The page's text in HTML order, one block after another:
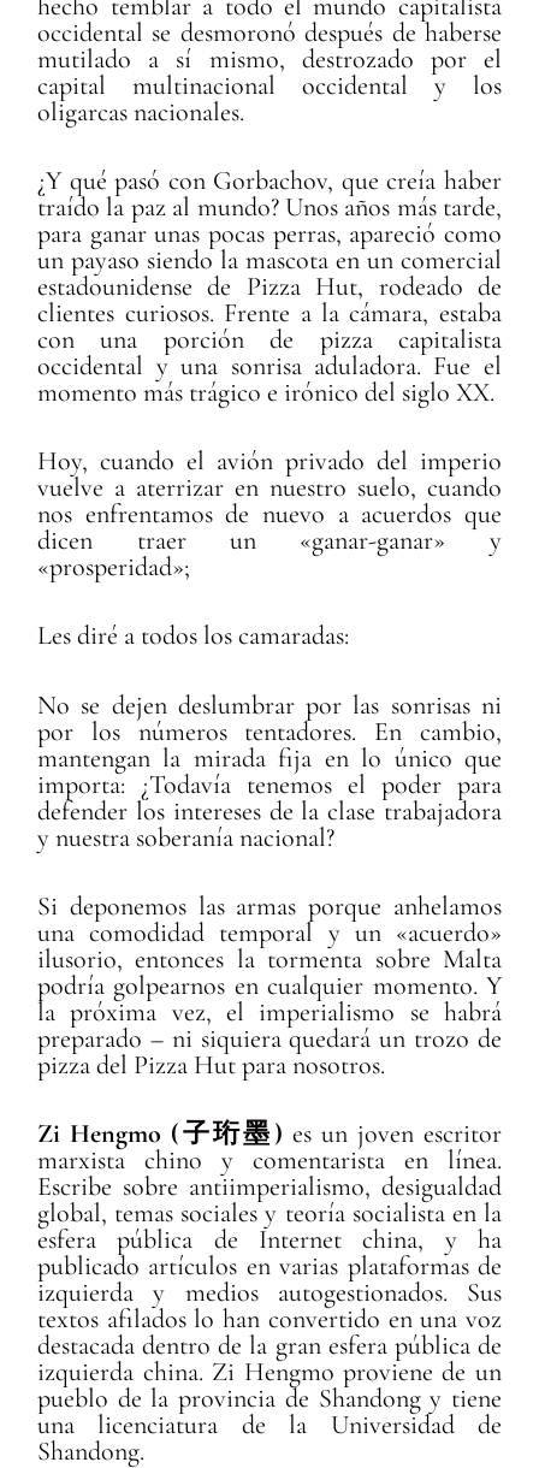
occidental se desmoronó después de haberse
mutilado a sí mismo, destrozado por el
capital multinacional occidental y los
oligarcas nacionales.
¿Y qué pasó con Gorbachov, que creía haber
traído la paz al mundo? Unos años más tarde,
para ganar unas pocas perras, apareció como
un payaso siendo la mascota en un comercial
estadounidense de Pizza Hut, rodeado de
clientes curiosos. Frente a la cámara, estaba
con una porción de pizza capitalista
occidental y una sonrisa aduladora. Fue el
momento más trágico e irónico del siglo XX.
Hoy, cuando el avión privado del imperio
vuelve a aterrizar en nuestro suelo, cuando
nos enfrentamos de nuevo a acuerdos que
dicen traer un «ganar-ganar» y
«prosperidad»;
Les diré a todos los camaradas:
No se dejen deslumbrar por las sonrisas ni
por los números tentadores. En cambio,
mantengan la mirada fija en lo único que
importa: ¿Todavía tenemos el poder para
defender los intereses de la clase trabajadora
y nuestra soberanía nacional?
Si deponemos las armas porque anhelamos
una comodidad temporal y un «acuerdo»
ilusorio, entonces la tormenta sobre Malta
podría golpearnos en cualquier momento. Y
la próxima vez, el imperialismo se habrá
preparado – ni siquiera quedará un trozo de
pizza del Pizza Hut para nosotros.
Zi Hengmo (子珩墨) es un joven escritor
marxista chino y comentarista en línea.
Escribe sobre antiimperialismo, desigualdad
global, temas sociales y teoría socialista en la
esfera pública de Internet china, y ha
publicado artículos en varias plataformas de
izquierda y medios autogestionados. Sus
textos afilados lo han convertido en una voz
destacada dentro de la gran esfera pública de
izquierda china. Zi Hengmo proviene de un
pueblo de la provincia de Shandong y tiene
una licenciatura de la Universidad de
Shandong.